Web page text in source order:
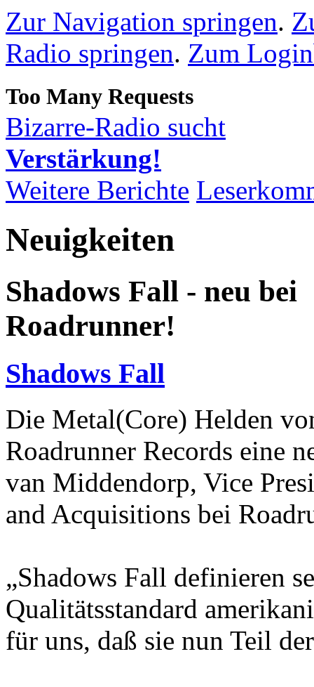
Zur Navigation springen.
Radio springen. Zum
Bizarre-Radio sucht
Verstärkung!
Weitere Berichte
Neuigkeiten
Shadows Fall - neu bei
Roadrunner!
Shadows Fall
Die Metal(Core) Helden
Roadrunner Records eine
van Middendorp, Vice
and Acquisitions bei
„Shadows Fall definieren
Qualitätsstandard
für uns, daß sie nun Teil